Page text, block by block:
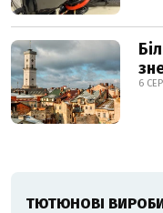
6
ТЮТЮНОВІ